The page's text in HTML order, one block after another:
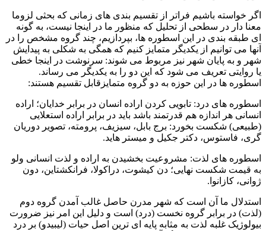
اگر خواسته باشیم فراتر از تقسیم بندی های زمانی که بحثی لزوما
معنا دار در سطحی از تحلیل که منظور ما در اینجا نیست، به گونه
ای طبقه بندی در این اسطوره ها، بپردازیم، چند گروه مشخص را در
آنها می توانیم از یکدیگر متمایز کنیم که همگی به شکلی به پیدایش
شهر و به پایان شهر نیز مربوط می شوند: سرنوشت در اینجا خطی
یا روایتی تعریف می شود که این دو را به یکدیگر می رساند.
اسطوره ها در این حوزه به دو گروه متمایزقابل تقسیم هستند:
اسطوره های درد: تابویی کردن اراده انسان در برابر خدایان؛ اراده
انسانی هر اندازه هم قدرتمند باشد باید در برابر اراده استعلایی
(طبیعی) شکست بخورد: برج بابل، سیزیف، پرومته، تصویر دوریان
گری، فاستوس، دکتر جکیل و میستر هاید.
اسطوره های لذت: مشروعیت بخشیدن به اراده و لذت انسانی ولو
به قیمت شکست نهایی؛ دن کیشوت، دراکولا، فرانکشتاین، دون
ژوانی، کازانوا.
استدلال ما آن است که شهر مدرن حاصل غالب آمدن گروه دوم
(لذت) در برابر گروه نخست (درد) است و دلیل این امر نیز ضرورت
بیولوژیک غلبه لذت به مثابه پایه ای ترین اصل حیات (لیبیدو) بر درد